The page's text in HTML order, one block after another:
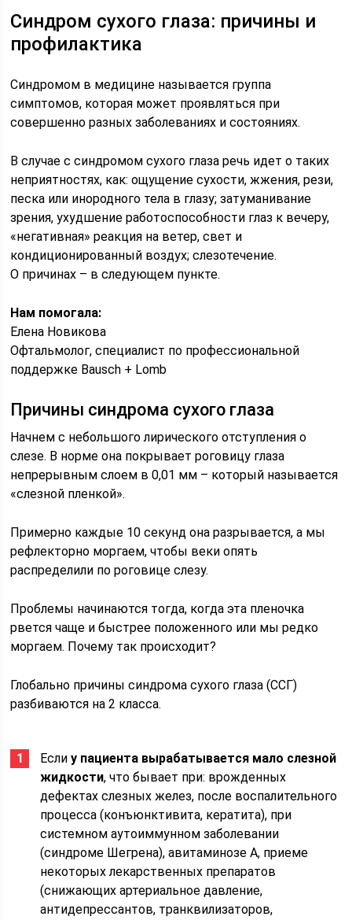
Синдром сухого глаза: причины и
профилактика
Синдромом в медицине называется группа
симптомов, которая может проявляться при
совершенно разных заболеваниях и состояниях.
В случае с синдромом сухого глаза речь идет о таких
неприятностях, как: ощущение сухости, жжения, рези,
песка или инородного тела в глазу; затуманивание
зрения, ухудшение работоспособности глаз к вечеру,
«негативная» реакция на ветер, свет и
кондиционированный воздух; слезотечение.
О причинах – в следующем пункте.
Нам помогала:
Елена Новикова
Офтальмолог, специалист по профессиональной
поддержке Bausch + Lomb
Причины синдрома сухого глаза
Начнем с небольшого лирического отступления о
слезе. В норме она покрывает роговицу глаза
непрерывным слоем в 0,01 мм – который называется
«слезной пленкой».
Примерно каждые 10 секунд она разрывается, а мы
рефлекторно моргаем, чтобы веки опять
распределили по роговице слезу.
Проблемы начинаются тогда, когда эта пленочка
рвется чаще и быстрее положенного или мы редко
моргаем. Почему так происходит?
Глобально причины синдрома сухого глаза (ССГ)
разбиваются на 2 класса.
Еслиу пациента вырабатывается мало слезной
жидкости, что бывает при: врожденных
дефектах слезных желез, после воспалительного
процесса (конъюнктивита, кератита), при
системном аутоиммунном заболевании
(синдроме Шегрена), авитаминозе А, приеме
некоторых лекарственных препаратов
(снижающих артериальное давление,
антидепрессантов, транквилизаторов,